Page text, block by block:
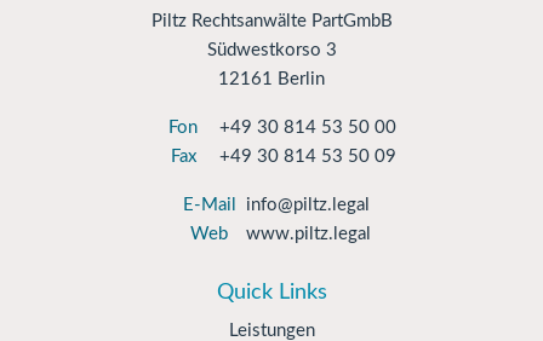
Piltz Rechtsanwälte PartGmbB
Südwestkorso 3
12161 Berlin
Fon
+49 30 814 53 50 00
Fax
+49 30 814 53 50 09
E-Mail
info@piltz.legal
Web
www.piltz.legal
Quick Links
Leistungen